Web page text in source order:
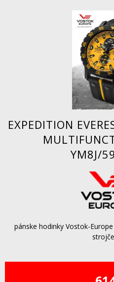
EXPEDITION
YM8J/
pánske hodinky Vostok-